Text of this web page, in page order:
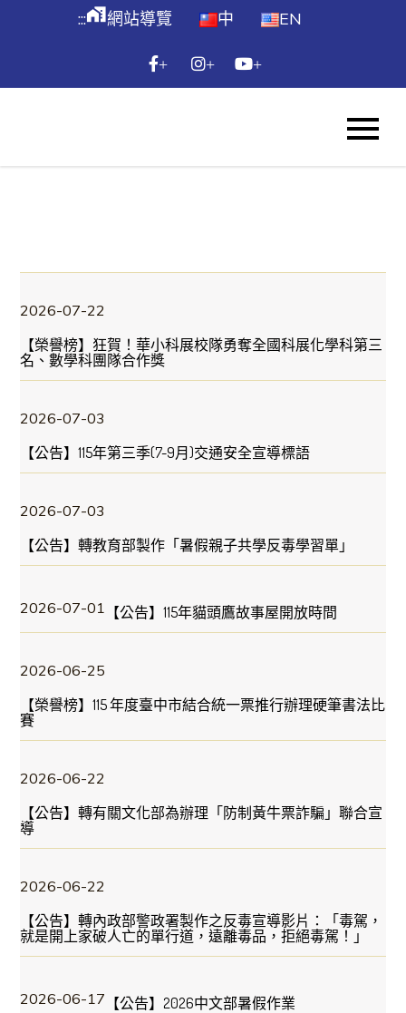
要
Skip
:::maps_home_work網站導覽 中 EN
+ + +
2026-07-22
【榮譽榜】狂賀！華小科展校隊勇奪全國科展化學科第三
名、數學科團隊合作獎
2026-07-03
【公告】115年第三季(7-9月)交通安全宣導標語
2026-07-03
【公告】轉教育部製作「暑假親子共學反毒學習單」
2026-07-01 【公告】115年貓頭鷹故事屋開放時間
2026-06-25
【榮譽榜】115 年度臺中市結合統一票推行辦理硬筆書法比
賽
2026-06-22
【公告】轉有關文化部為辦理「防制黃牛票詐騙」聯合宣
導
2026-06-22
【公告】轉內政部警政署製作之反毒宣導影片：「毒駕，
就是開上家破人亡的單行道，遠離毒品，拒絕毒駕！」
2026-06-17 【公告】2026中文部暑假作業